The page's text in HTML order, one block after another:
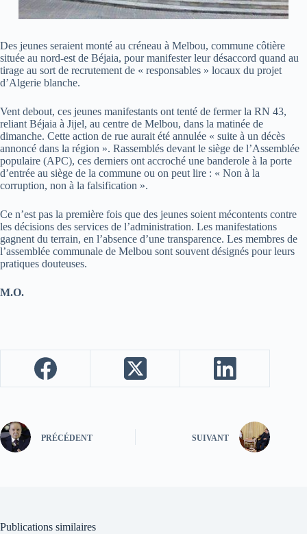
Des jeunes seraient monté au créneau à Melbou, commune côtière
située au nord-est de Béjaia, pour manifester leur désaccord quand au
tirage au sort de recrutement de « responsables » locaux du projet
d’Algerie blanche.
Vent debout, ces jeunes manifestants ont tenté de fermer la RN 43,
reliant Béjaia à Jijel, au centre de Melbou, dans la matinée de
dimanche. Cette action de rue aurait été annulée « suite à un décès
annoncé dans la région ». Rassemblés devant le siège de l’Assemblée
populaire (APC), ces derniers ont accroché une banderole à la porte
d’entrée au siège de la commune ou on peut lire : « Non à la
corruption, non à la falsification ».
Ce n’est pas la première fois que des jeunes soient mécontents contre
les décisions des services de l’administration. Les manifestations
gagnent du terrain, en l’absence d’une transparence. Les membres de
l’assemblée communale de Melbou sont souvent désignés pour leurs
pratiques douteuses.
M.O.
PRÉCÉDENT SUIVANT
Publications similaires